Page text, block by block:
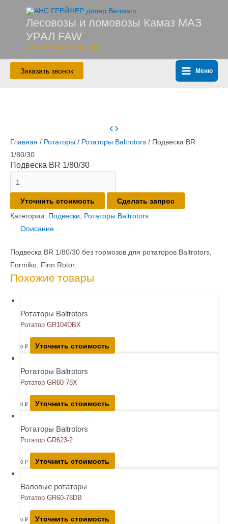
Лесовозы и ломовозы Камаз МАЗ
УРАЛ FAW
Лизинг со скидкой дилера
Заказать звонок Меню
Главная / Ротаторы / Ротаторы Baltrotors / Подвеска BR
1/80/30
Подвеска BR 1/80/30
Уточнить стоимость
Сделать запрос
Категории: Подвески, Ротаторы Baltrotors
Описание
Подвеска BR 1/80/30 без тормозов для ротаторов Baltrotors,
Formiko, Finn Rotor.
Похожие товары
Ротаторы Baltrotors
Ротатор GR104DBX
0 ₽ Уточнить стоимость
Ротаторы Baltrotors
Ротатор GR60-78X
0 ₽ Уточнить стоимость
Ротаторы Baltrotors
Ротатор GR623-2
0 ₽ Уточнить стоимость
Валовые ротаторы
Ротатор GR60-78DB
0 ₽ Уточнить стоимость